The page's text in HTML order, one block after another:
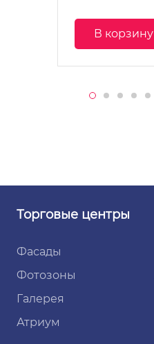
В корзину
Торговые центры
Фасады
Фотозоны
Галерея
Атриум